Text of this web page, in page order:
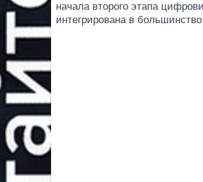
начала второго этапа
интегрирована в